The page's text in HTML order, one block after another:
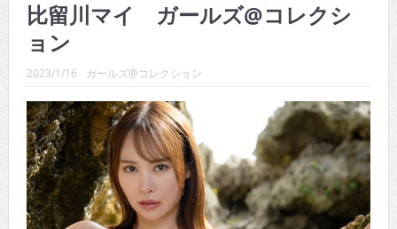
CINEMA×STYLE 289号
CINEMA×STYLE 288号
CINEMA×STYLE 287号
CINEMA×STYLE 286号
CINEMA×STYLE 285号
CINEMA×STYLE 294号
比留川マイ ガールズ@コレクシ
ョン
2023/1/16 ガールズ@コレクション